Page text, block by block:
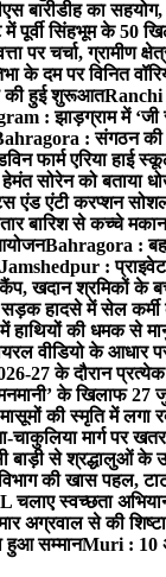
बारीडीह का
सिंहभूम के 50
पर चर्चा, ग्रामीण
दम पर विनित
की हुई शुरूआतRanchi
: झाड़ग्राम में ‘जी
: संगठन की
फार्म एरिया हाई
सोरेन को बताया
एंड एंटी करप्शन
बारिश से कच्चे
Bahragora :
Jamshedpur :
खदान श्रमिकों के
हादसे में सेल कर्मी
की धमक से
वीडियो के आधार
के दौरान प्रत्येक
के खिलाफ 27
की स्मृति में लगा
मार्ग पर
बाड़ी से श्रद्धालुओं के
की खास पहल,
स्वच्छता
अग्रवाल से की
हुआ सम्मानMuri : 10